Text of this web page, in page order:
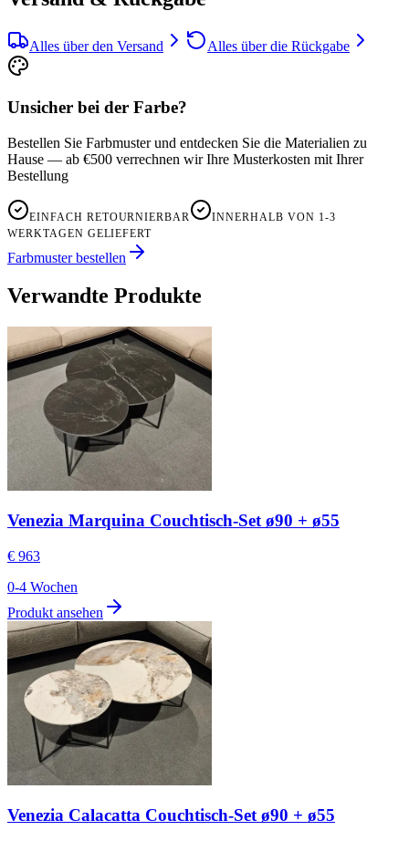
Alles über den Versand Alles über die Rückgabe
Unsicher bei der Farbe?
Bestellen Sie Farbmuster und entdecken Sie die Materialien zu
Hause — ab €500 verrechnen wir Ihre Musterkosten mit Ihrer
Bestellung
EINFACH RETOURNIERBAR
INNERHALB VON 1-3
WERKTAGEN GELIEFERT
Farbmuster bestellen
Verwandte Produkte
Venezia Marquina Couchtisch-Set ø90 + ø55
€ 963
0-4 Wochen
Produkt ansehen
Venezia Calacatta Couchtisch-Set ø90 + ø55